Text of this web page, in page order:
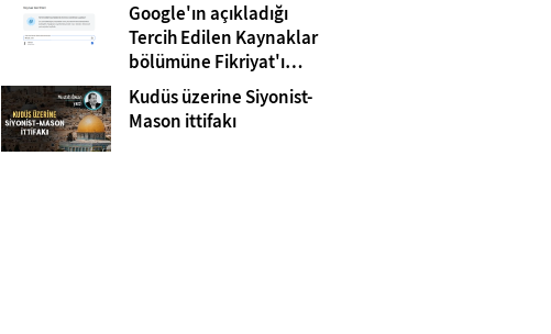
Google'ın açıkladığı
Tercih Edilen Kaynaklar
bölümüne Fikriyat'ı
eklemeyi unutmayın!
Kudüs üzerine Siyonist-
Mason ittifakı